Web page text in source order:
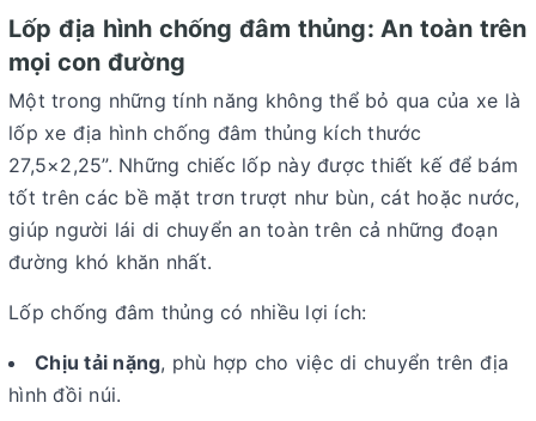
Lốp địa hình chống đâm thủng: An toàn trên
mọi con đường
Một trong những tính năng không thể bỏ qua của xe là
lốp xe địa hình chống đâm thủng kích thước
27,5×2,25”. Những chiếc lốp này được thiết kế để bám
tốt trên các bề mặt trơn trượt như bùn, cát hoặc nước,
giúp người lái di chuyển an toàn trên cả những đoạn
đường khó khăn nhất.
Lốp chống đâm thủng có nhiều lợi ích:
Chịu tải nặng, phù hợp cho việc di chuyển trên địa
hình đồi núi.